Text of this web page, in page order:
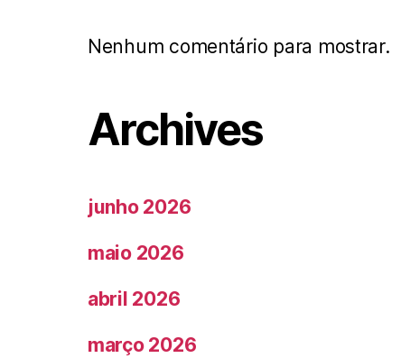
Nenhum comentário para mostrar.
Archives
junho 2026
maio 2026
abril 2026
março 2026